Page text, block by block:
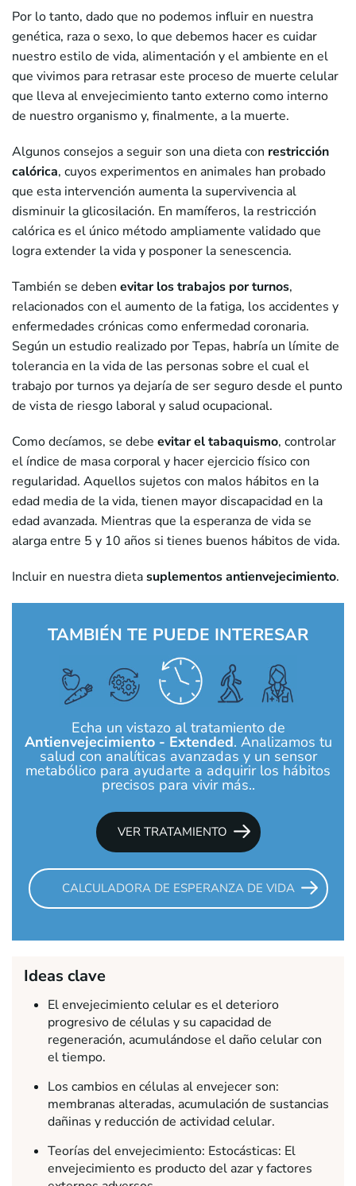
Por lo tanto, dado que no podemos influir en nuestra
genética, raza o sexo, lo que debemos hacer es cuidar
nuestro estilo de vida, alimentación y el ambiente en el
que vivimos para retrasar este proceso de muerte celular
que lleva al envejecimiento tanto externo como interno
de nuestro organismo y, finalmente, a la muerte.
Algunos consejos a seguir son una dieta con restricción
calórica, cuyos experimentos en animales han probado
que esta intervención aumenta la supervivencia al
disminuir la glicosilación. En mamíferos, la restricción
calórica es el único método ampliamente validado que
logra extender la vida y posponer la senescencia.
También se deben evitar lostrabajos por turnos,
relacionados con el aumento de la fatiga, los accidentes y
enfermedades crónicas como enfermedad coronaria.
Según un estudio realizado por Tepas, habría un límite de
tolerancia en la vida de las personas sobre el cual el
trabajo por turnos ya dejaría de ser seguro desde el punto
de vista de riesgo laboral y salud ocupacional.
Como decíamos, se debe evitar el tabaquismo, controlar
el índice de masa corporal y hacer ejercicio físico con
regularidad. Aquellos sujetos con malos hábitos en la
edad media de la vida, tienen mayor discapacidad en la
edad avanzada. Mientras que la esperanza de vida se
alarga entre 5 y 10 años si tienes buenos hábitos de vida.
Incluir en nuestra dietasuplementos antienvejecimiento.
TAMBIÉN TE PUEDE INTERESAR
Echa un vistazo al tratamiento de
Antienvejecimiento - Extended. Analizamos tu
salud con analíticas avanzadas y un sensor
metabólico para ayudarte a adquirir los hábitos
precisos para vivir más..
VER TRATAMIENTO
CALCULADORA DE ESPERANZA DE VIDA
Ideas clave
El envejecimiento celular es el deterioro
progresivo de células y su capacidad de
regeneración, acumulándose el daño celular con
el tiempo.
Los cambios en células al envejecer son:
membranas alteradas, acumulación de sustancias
dañinas y reducción de actividad celular.
Teorías del envejecimiento: Estocásticas: El
envejecimiento es producto del azar y factores